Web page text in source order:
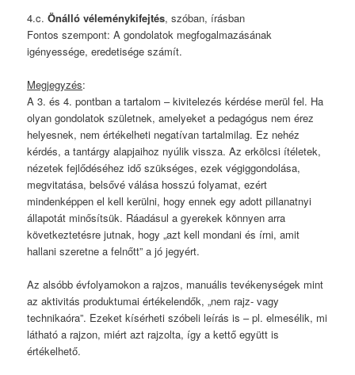
4.c. Önálló véleménykifejtés, szóban, írásban
Fontos szempont: A gondolatok megfogalmazásának
igényessége, eredetisége számít.
Megjegyzés:
A 3. és 4. pontban a tartalom – kivitelezés kérdése merül fel. Ha
olyan gondolatok születnek, amelyeket a pedagógus nem érez
helyesnek, nem értékelheti negatívan tartalmilag. Ez nehéz
kérdés, a tantárgy alapjaihoz nyúlik vissza. Az erkölcsi ítéletek,
nézetek fejlődéséhez idő szükséges, ezek végiggondolása,
megvitatása, belsővé válása hosszú folyamat, ezért
mindenképpen el kell kerülni, hogy ennek egy adott pillanatnyi
állapotát minősítsük. Ráadásul a gyerekek könnyen arra
következtetésre jutnak, hogy „azt kell mondani és írni, amit
hallani szeretne a felnőtt” a jó jegyért.
Az alsóbb évfolyamokon a rajzos, manuális tevékenységek mint
az aktivitás produktumai értékelendők, „nem rajz- vagy
technikaóra”. Ezeket kísérheti szóbeli leírás is – pl. elmesélik, mi
látható a rajzon, miért azt rajzolta, így a kettő együtt is
értékelhető.